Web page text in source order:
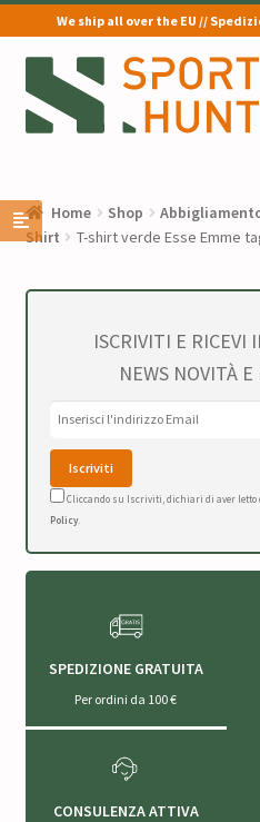
We ship all over the EU //
Vai
alla
navigazione
Vai
al
contenuto
Home Shop
Shirt
T-shirt verde Esse Emme
ISCRIVITI E RICEVI
NEWS NOVITÀ
Cliccando su Iscriviti, dichiari di aver
Policy.
SPEDIZIONE GRATUITA
Per ordini da 100 €
CONSULENZA ATTIVA